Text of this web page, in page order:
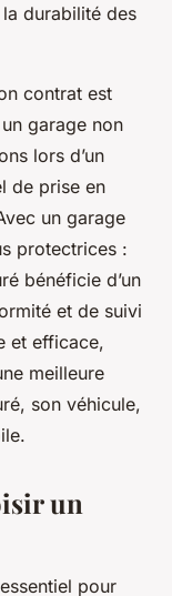
durabilité des
contrat est
garage non
lors d’un
de prise en
un garage
protectrices :
bénéficie d’un
et de suivi
et efficace,
meilleure
son véhicule,
un
pour